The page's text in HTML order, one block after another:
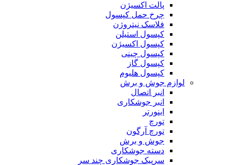
پالت اکسیژن
چرخ حمل کپسول
فلاسک نیتروژن
کپسول استیلن
کپسول اکسیژن
کپسول چینی
کپسول گاز
کپسول هلیوم
لوازم جوش و برش
انبر اتصال
انبر جوشکاری
اینورتر
تورچ
تورچ آرگون
جوش و برش
دسته جوشکاری
سرپیک جوشکاری چند سر